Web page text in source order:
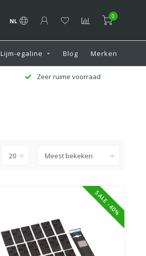
NL
0
Lijm-egaline Blog Merken
Zeer ruime voorraad
SALE -40%